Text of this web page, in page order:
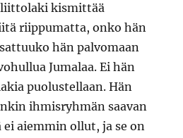
kismittää
riippumatta, onko hän
hän palvomaan
Jumalaa. Ei hän
puolustellaan. Hän
ihmisryhmän saavan
aiemmin ollut, ja se on